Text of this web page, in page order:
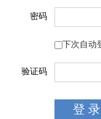
密码
下次自动
验证码